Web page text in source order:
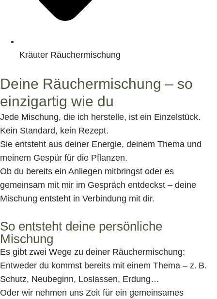
Kräuter Räuchermischung
Deine Räuchermischung – so
einzigartig wie du
Jede Mischung, die ich herstelle, ist ein Einzelstück.
Kein Standard, kein Rezept.
Sie entsteht aus deiner Energie, deinem Thema und
meinem Gespür für die Pflanzen.
Ob du bereits ein Anliegen mitbringst oder es
gemeinsam mit mir im Gespräch entdeckst – deine
Mischung entsteht in Verbindung mit dir.
So entsteht deine persönliche
Mischung
Es gibt zwei Wege zu deiner Räuchermischung:
Entweder du kommst bereits mit einem Thema – z. B.
Schutz, Neubeginn, Loslassen, Erdung…
Oder wir nehmen uns Zeit für ein gemeinsames